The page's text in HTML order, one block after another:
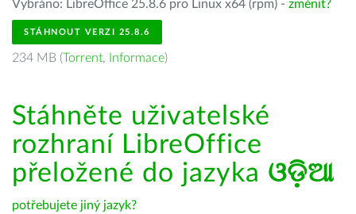
Vybráno: LibreOffice 25.8.6 pro Linux x64 (rpm) - změnit?
STÁHNOUT VERZI 25.8.6
234 MB (Torrent, Informace)
Stáhněte uživatelské
rozhraní LibreOffice
přeložené do jazyka ଓଡ଼ିଆ
potřebujete jiný jazyk?